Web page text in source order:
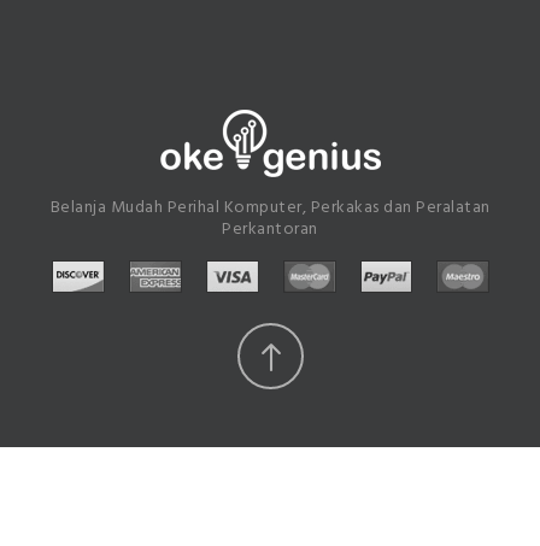
Belanja Mudah Perihal Komputer, Perkakas dan Peralatan
Perkantoran
Scroll
Top